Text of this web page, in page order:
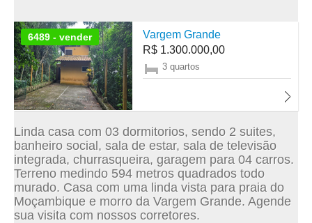
6489 - vender
Vargem Grande
R$ 1.300.000,00
3 quartos
Linda casa com 03 dormitorios, sendo 2 suites,
banheiro social, sala de estar, sala de televisão
integrada, churrasqueira, garagem para 04 carros.
Terreno medindo 594 metros quadrados todo
murado. Casa com uma linda vista para praia do
Moçambique e morro da Vargem Grande. Agende
sua visita com nossos corretores.